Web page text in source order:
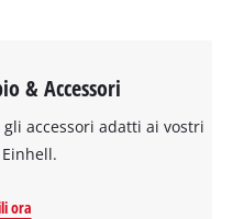
& Accessori
accessori adatti ai vostri
ora